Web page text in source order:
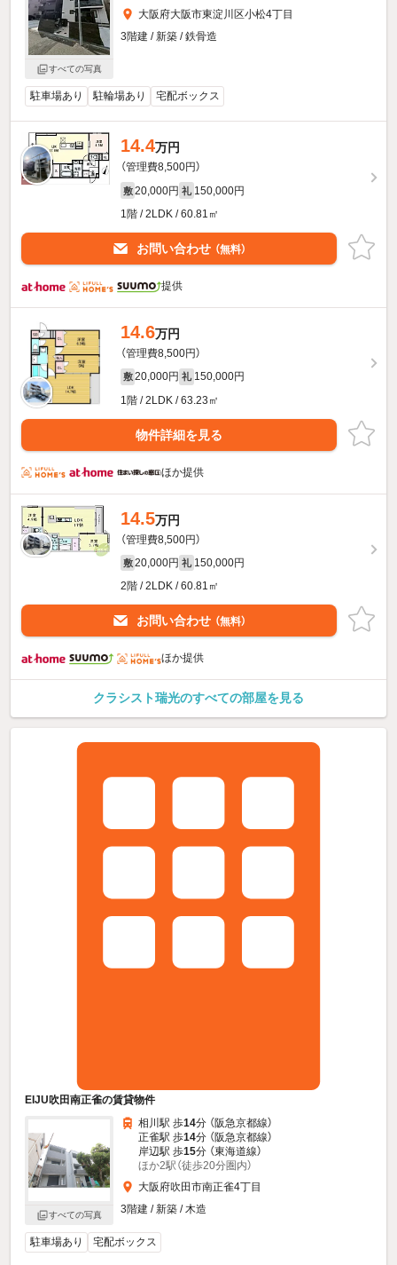
すべての写真
大阪府大阪市東淀川区小松4丁目
3階建 / 新築 / 鉄骨造
駐車場あり 駐輪場あり 宅配ボックス
14.4万円
（管理費8,500円）
敷 20,000円 礼 150,000円
1階 / 2LDK / 60.81㎡
お問い合わせ （無料）
提供
14.6万円
（管理費8,500円）
敷 20,000円 礼 150,000円
1階 / 2LDK / 63.23㎡
物件詳細を見る
ほか提供
14.5万円
（管理費8,500円）
敷 20,000円 礼 150,000円
2階 / 2LDK / 60.81㎡
お問い合わせ （無料）
ほか提供
クラシスト瑞光のすべての部屋を見る
EIJU吹田南正雀の賃貸物件
すべての写真
相川駅 歩14分 （阪急京都線）
正雀駅 歩14分 （阪急京都線）
岸辺駅 歩15分 （東海道線）
ほか2駅（徒歩20分圏内）
大阪府吹田市南正雀4丁目
3階建 / 新築 / 木造
駐車場あり 宅配ボックス